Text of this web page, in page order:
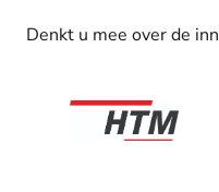
Denkt u mee over de